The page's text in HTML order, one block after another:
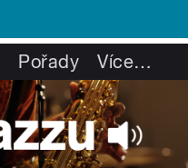
Pořady Více…